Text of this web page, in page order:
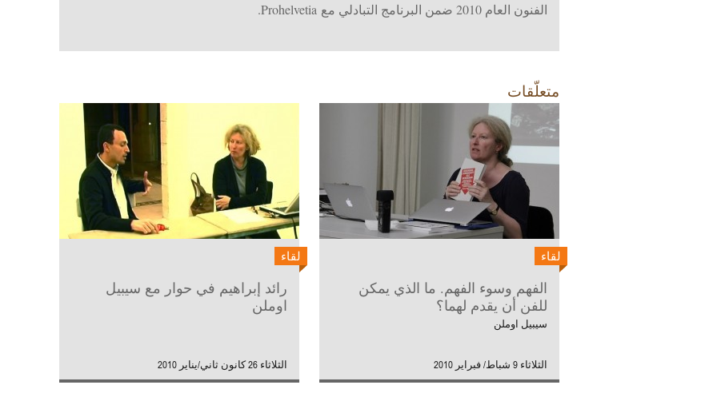
الفنون العام 2010 ضمن البرنامج التبادلي مع Prohelvetia.
متعلّقات
لقاء
الفهم وسوء الفهم. ما الذي يمكن
للفن أن يقدم لهما؟
سيبيل اوملن
الثلاثاء 9 شباط/ فبراير 2010
لقاء
رائد إبراهيم في حوار مع سيبيل
اوملن
الثلاثاء 26 كانون ثاني/يناير 2010